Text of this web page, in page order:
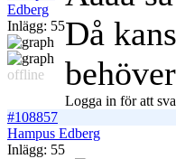
Edberg
Inlägg: 55
offline
Då
Logga in för att
#108857
Hampus Edberg
Inlägg: 55